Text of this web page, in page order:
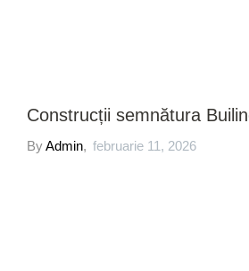
Construcții semnătura
ByAdmin, februarie 11, 2026